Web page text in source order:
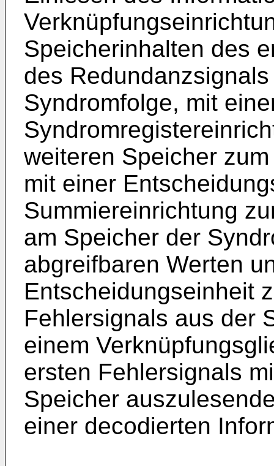
Speicherinhalten des
des
Syndromfolge, mit
weiteren Speicher
mit einer
Summiereinrichtung
am Speicher der
abgreifbaren Werten
Entscheidungseinheit
Fehlersignals aus der
einem
ersten Fehlersignals
Speicher
einer decodierten